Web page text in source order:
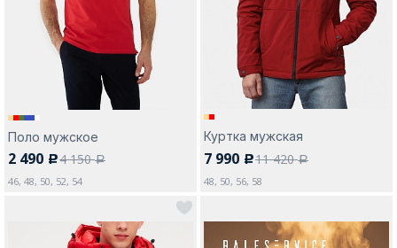
Да, все верно Изменить город
О компании
Поло мужское
2 490 c4 150a
46, 48, 50, 52, 54
Куртка мужская
7 990 c11 420a
48, 50, 56, 58